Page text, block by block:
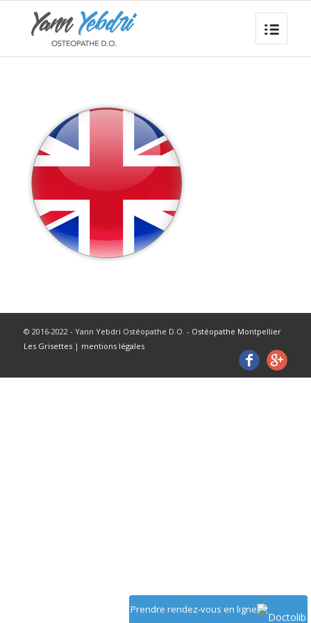
Prendre rendez-vous en ligne
© 2016-2022 - Yann Yebdri Ostéopathe D.O. - Ostéopathe Montpellier
Les Grisettes| mentions légales